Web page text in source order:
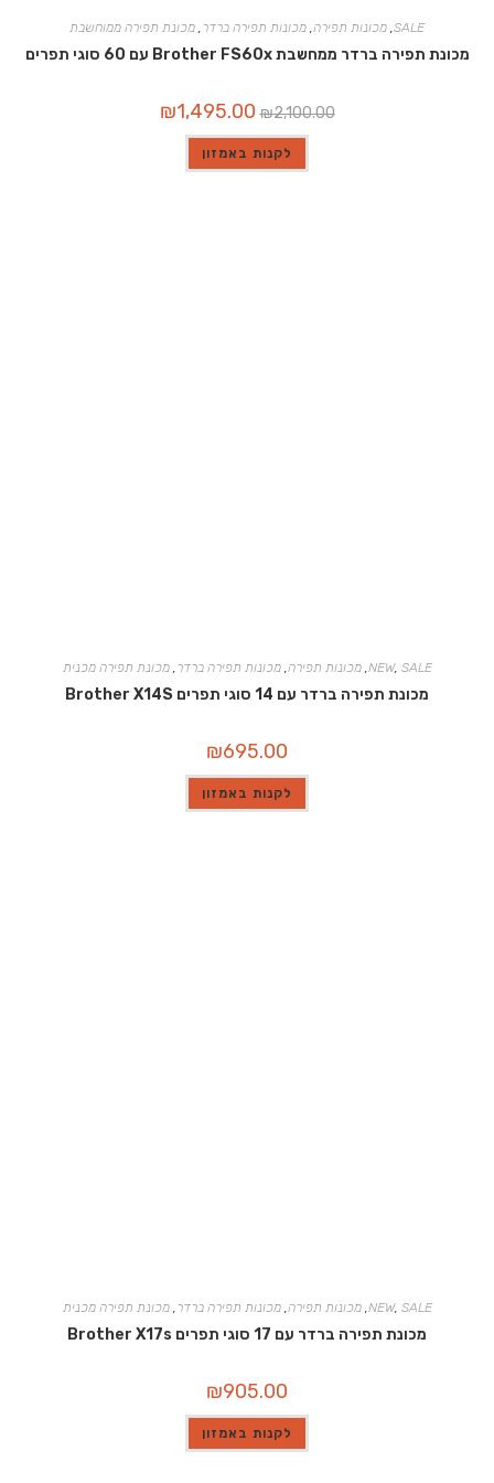
SALE
, מכונות תפירה, מכונות תפירה ברדר, מכונת תפירה ממוחשבת
מכונת תפירה ברדר ממחשבת Brother FS60x עם 60 סוגי תפרים
₪2,100.00
המחיר
המקורי
היה:
₪2,100.00.
₪1,495.00
לקנות באמזון
NEW, SALE
,מכונות תפירה,מכונות תפירה ברדר,מכונת תפירה מכנית
מכונת תפירה ברדר עם 14 סוגי תפרים Brother X14S
₪695.00
לקנות באמזון
NEW, SALE
,מכונות תפירה,מכונות תפירה ברדר,מכונת תפירה מכנית
מכונת תפירה ברדר עם 17 סוגי תפרים Brother X17s
₪905.00
לקנות באמזון